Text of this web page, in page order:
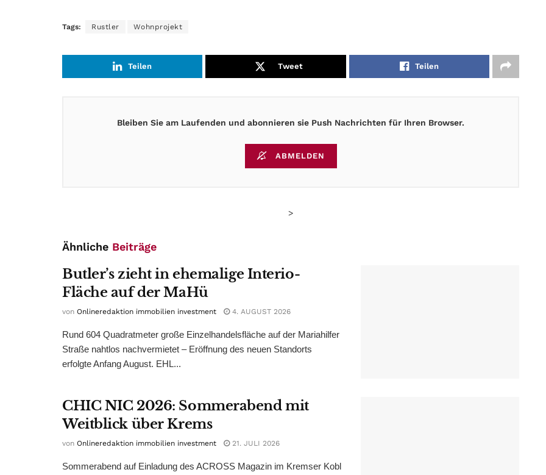
Tags: Rustler Wohnprojekt
Teilen Tweet Teilen
Bleiben Sie am Laufenden und abonnieren sie Push Nachrichten für Ihren Browser.
ABMELDEN
>
Ähnliche Beiträge
Butler’s zieht in ehemalige Interio-
Fläche auf der MaHü
von Onlineredaktion immobilien investment 4. AUGUST 2026
Rund 604 Quadratmeter große Einzelhandelsfläche auf der Mariahilfer
Straße nahtlos nachvermietet – Eröffnung des neuen Standorts
erfolgte Anfang August. EHL...
CHIC NIC 2026: Sommerabend mit
Weitblick über Krems
von Onlineredaktion immobilien investment 21. JULI 2026
Sommerabend auf Einladung des ACROSS Magazin im Kremser Kobl